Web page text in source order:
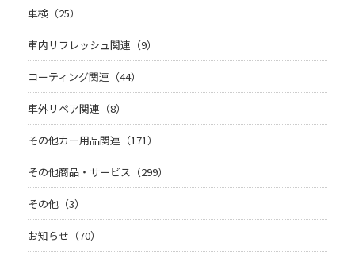
車検（25）
車内リフレッシュ関連（9）
コーティング関連（44）
車外リペア関連（8）
その他カー用品関連（171）
その他商品・サービス（299）
その他（3）
お知らせ（70）